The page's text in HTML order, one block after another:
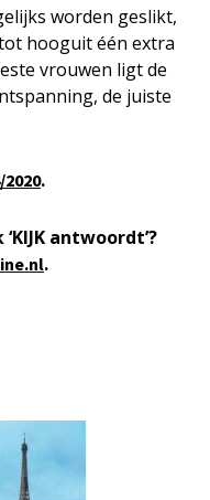
worden geslikt,
hooguit één extra
vrouwen ligt de
de juiste
2020.
antwoordt’?
.